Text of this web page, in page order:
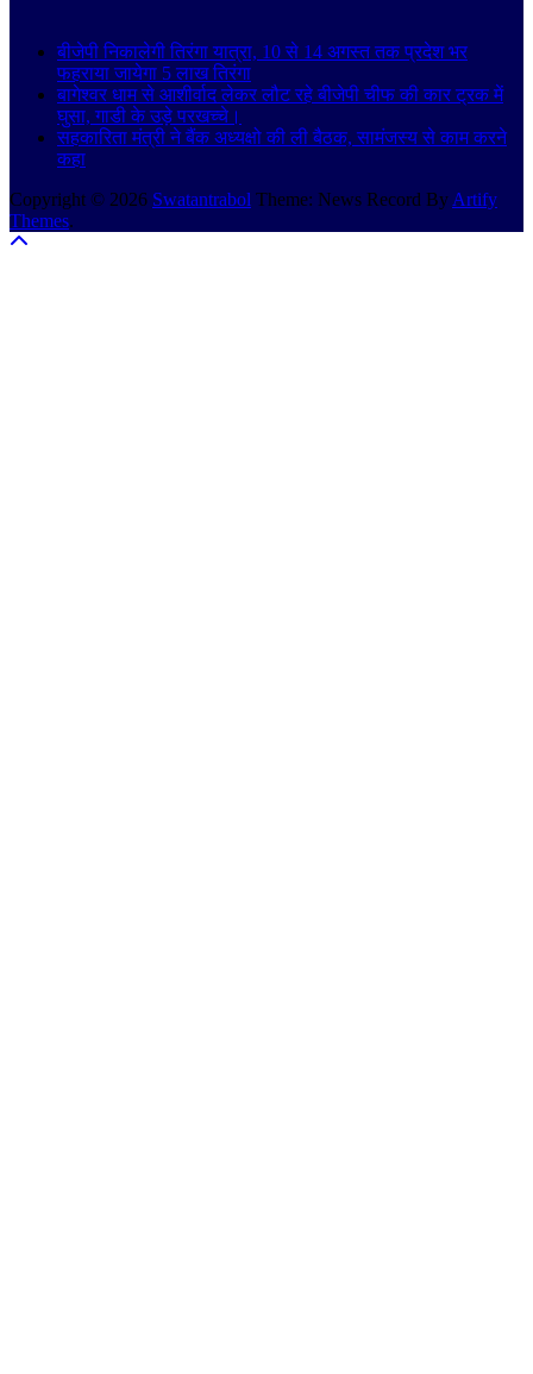
बीजेपी निकालेगी तिरंगा यात्रा, 10 से 14 अगस्त तक प्रदेश भर
फहराया जायेगा 5 लाख तिरंगा
बागेश्वर धाम से आशीर्वाद लेकर लौट रहे बीजेपी चीफ की कार ट्रक में
घुसा, गाडी के उड़े परखच्चे।
सहकारिता मंत्री ने बैंक अध्यक्षो की ली बैठक, सामंजस्य से काम करने
कहा
Copyright © 2026 Swatantrabol Theme: News Record ByArtify
Themes.